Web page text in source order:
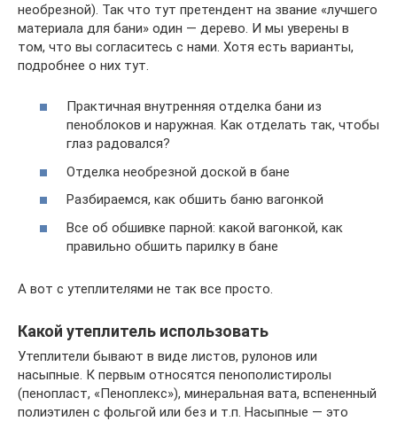
необрезной). Так что тут претендент на звание «лучшего
материала для бани» один — дерево. И мы уверены в
том, что вы согласитесь с нами. Хотя есть варианты,
подробнее о них тут.
Практичная внутренняя отделка бани из
пеноблоков и наружная. Как отделать так, чтобы
глаз радовался?
Отделка необрезной доской в бане
Разбираемся, как обшить баню вагонкой
Все об обшивке парной: какой вагонкой, как
правильно обшить парилку в бане
А вот с утеплителями не так все просто.
Какой утеплитель использовать
Утеплители бывают в виде листов, рулонов или
насыпные. К первым относятся пенополистиролы
(пенопласт, «Пеноплекс»), минеральная вата, вспененный
полиэтилен с фольгой или без и т.п. Насыпные — это